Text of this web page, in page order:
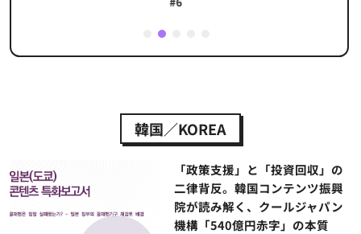
2
韓国／KOREA
「政策支援」と「投資回収」の
二律背反。韓国コンテンツ振興
院が読み解く、クールジャパン
機構「540億円赤字」の本質